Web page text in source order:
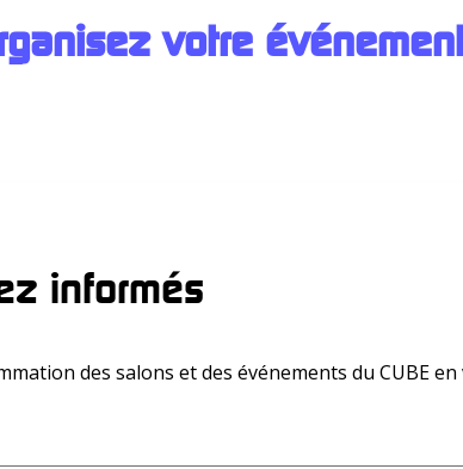
votre
informés
des salons et des événements du CUBE